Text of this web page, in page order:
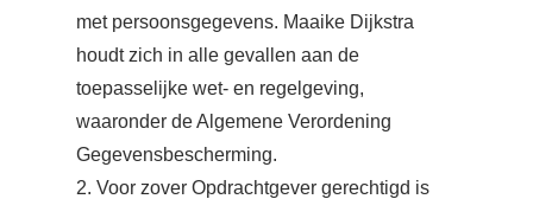
met persoonsgegevens. Maaike Dijkstra
houdt zich in alle gevallen aan de
toepasselijke wet- en regelgeving,
waaronder de Algemene Verordening
Gegevensbescherming.
2. Voor zover Opdrachtgever gerechtigd is